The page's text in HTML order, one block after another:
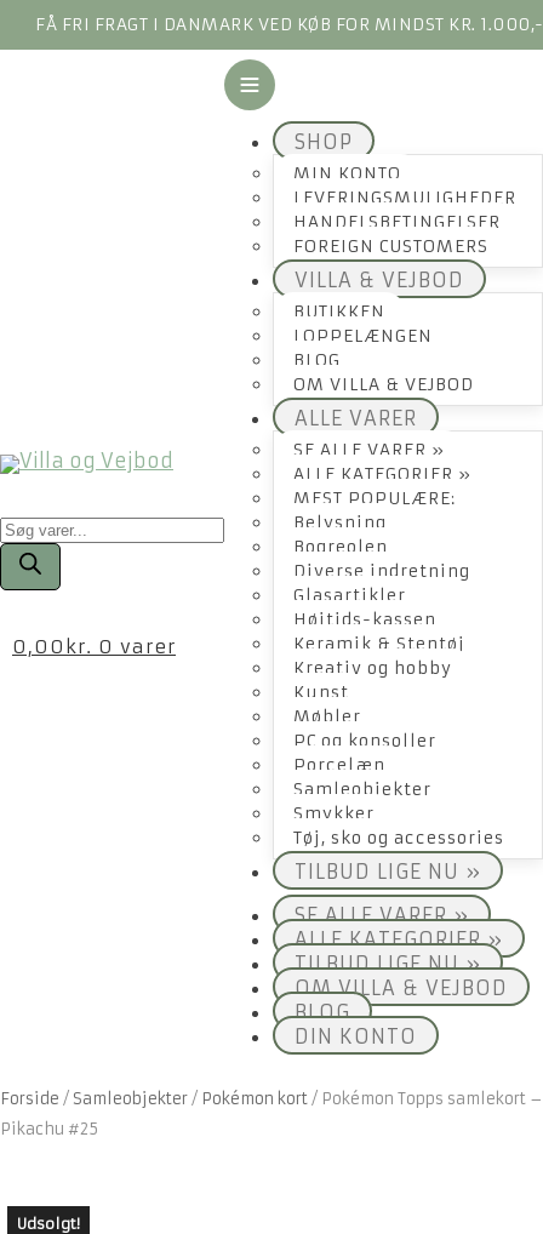
FÅ FRI FRAGT I DANMARK VED KØB FOR MINDST KR. 1.000,-
Products
search
0,00 kr. 0 varer
SHOP
MIN KONTO
LEVERINGSMULIGHEDER
HANDELSBETINGELSER
FOREIGN CUSTOMERS
VILLA & VEJBOD
BUTIKKEN
LOPPELÆNGEN
BLOG
OM VILLA & VEJBOD
ALLE VARER
SE ALLE VARER »
ALLE KATEGORIER »
MEST POPULÆRE:
Belysning
Bogreolen
Diverse indretning
Glasartikler
Højtids-kassen
Keramik & Stentøj
Kreativ og hobby
Kunst
Møbler
PC og konsoller
Porcelæn
Samleobjekter
Smykker
Tøj, sko og accessories
TILBUD LIGE NU »
SE ALLE VARER »
ALLE KATEGORIER »
TILBUD LIGE NU »
OM VILLA & VEJBOD
BLOG
DIN KONTO
Forside / Samleobjekter/ Pokémon kort/ Pokémon Topps samlekort –
Pikachu #25
Udsolgt!